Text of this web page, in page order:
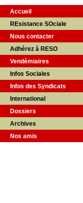
Accueil
REsistance SOciale
Nous contacter
Adhérez à RESO
Vendémiaires
Infos Sociales
Infos des Syndicats
International
Dossiers
Archives
Nos amis